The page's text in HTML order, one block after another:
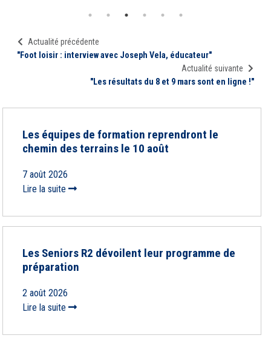
Actualité précédente
"Foot loisir : interview avec Joseph Vela, éducateur"
Actualité suivante
"Les résultats du 8 et 9 mars sont en ligne !"
Les équipes de formation reprendront le
chemin des terrains le 10 août
7 août 2026
Lire la suite
Les Seniors R2 dévoilent leur programme de
préparation
2 août 2026
Lire la suite